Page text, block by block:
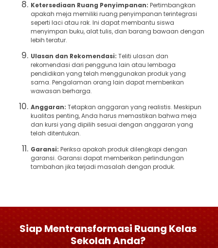
Ketersediaan Ruang Penyimpanan: Pertimbangkan
apakah meja memiliki ruang penyimpanan terintegrasi
seperti laci atau rak. Ini dapat membantu siswa
menyimpan buku, alat tulis, dan barang bawaan dengan
lebih teratur.
Ulasan dan Rekomendasi: Teliti ulasan dan
rekomendasi dari pengguna lain atau lembaga
pendidikan yang telah menggunakan produk yang
sama. Pengalaman orang lain dapat memberikan
wawasan berharga.
Anggaran: Tetapkan anggaran yang realistis. Meskipun
kualitas penting, Anda harus memastikan bahwa meja
dan kursi yang dipilih sesuai dengan anggaran yang
telah ditentukan.
Garansi: Periksa apakah produk dilengkapi dengan
garansi. Garansi dapat memberikan perlindungan
tambahan jika terjadi masalah dengan produk.
Siap Mentransformasi Ruang Kelas
Sekolah Anda?